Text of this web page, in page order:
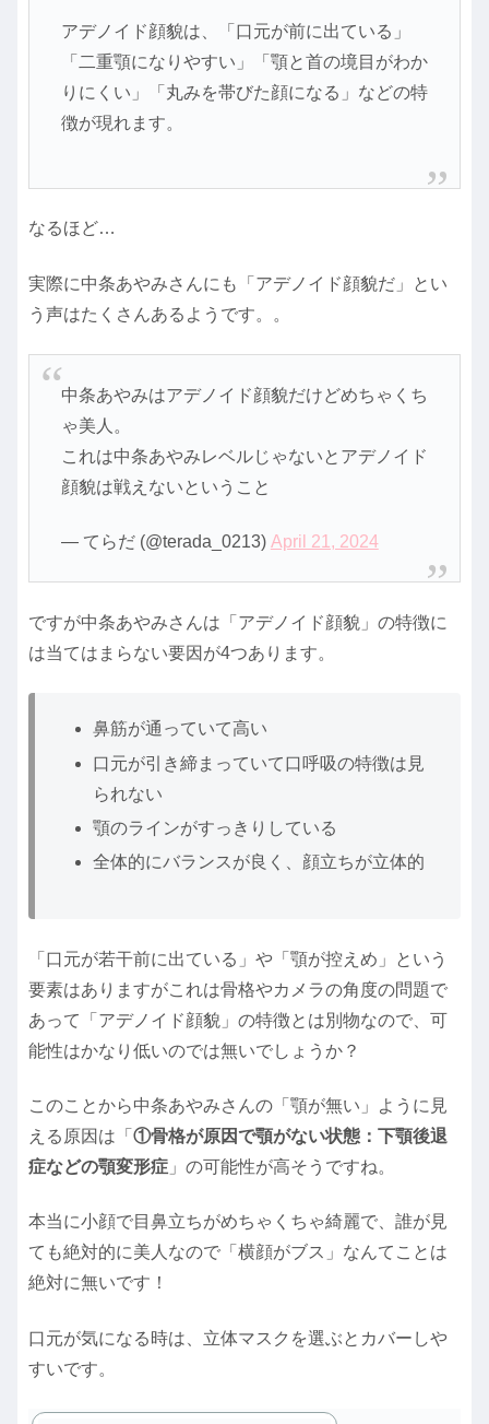
アデノイド顔貌は、「口元が前に出ている」
「二重顎になりやすい」「顎と首の境目がわか
りにくい」「丸みを帯びた顔になる」などの特
徴が現れます。
なるほど…
実際に中条あやみさんにも「アデノイド顔貌だ」とい
う声はたくさんあるようです。。
中条あやみはアデノイド顔貌だけどめちゃくち
ゃ美人。
これは中条あやみレベルじゃないとアデノイド
顔貌は戦えないということ
— てらだ (@terada_0213) April 21, 2024
ですが中条あやみさんは「アデノイド顔貌」の特徴に
は当てはまらない要因が4つあります。
鼻筋が通っていて高い
口元が引き締まっていて口呼吸の特徴は見
られない
顎のラインがすっきりしている
全体的にバランスが良く、顔立ちが立体的
「口元が若干前に出ている」や「顎が控えめ」という
要素はありますがこれは骨格やカメラの角度の問題で
あって「アデノイド顔貌」の特徴とは別物なので、可
能性はかなり低いのでは無いでしょうか？
このことから中条あやみさんの「顎が無い」ように見
える原因は「 ①骨格が原因で顎がない状態：下顎後退
症などの顎変形症 」の可能性が高そうですね。
本当に小顔で目鼻立ちがめちゃくちゃ綺麗で、誰が見
ても絶対的に美人なので「横顔がブス」なんてことは
絶対に無いです！
口元が気になる時は、立体マスクを選ぶとカバーしや
すいです。